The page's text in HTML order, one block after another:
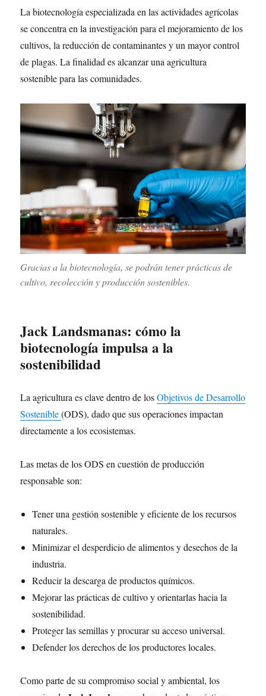
La biotecnología especializada en las actividades agrícolas
se concentra en la investigación para el mejoramiento de los
cultivos, la reducción de contaminantes y un mayor control
de plagas. La finalidad es alcanzar una agricultura
sostenible para las comunidades.
Gracias a la biotecnología, se podrán tener prácticas de
cultivo, recolección y producción sostenibles.
Jack Landsmanas: cómo la
biotecnología impulsa a la
sostenibilidad
La agricultura es clave dentro de losObjetivos de Desarrollo
Sostenible(ODS), dado que sus operaciones impactan
directamente a los ecosistemas.
Las metas de los ODS en cuestión de producción
responsable son:
Tener una gestión sostenible y eficiente de los recursos
naturales.
Minimizar el desperdicio de alimentos y desechos de la
industria.
Reducir la descarga de productos químicos.
Mejorar las prácticas de cultivo y orientarlas hacia la
sostenibilidad.
Proteger las semillas y procurar su acceso universal.
Defender los derechos de los productores locales.
Como parte de su compromiso social y ambiental, los